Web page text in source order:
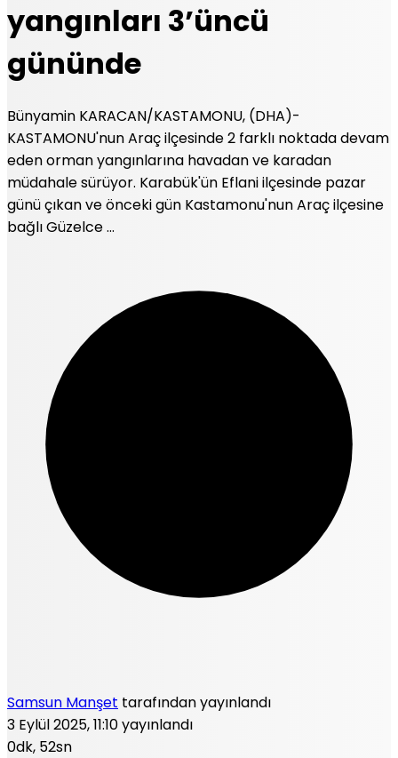
yangınları 3’üncü
gününde
Bünyamin KARACAN/KASTAMONU, (DHA)-
KASTAMONU'nun Araç ilçesinde 2 farklı noktada devam
eden orman yangınlarına havadan ve karadan
müdahale sürüyor. Karabük'ün Eflani ilçesinde pazar
günü çıkan ve önceki gün Kastamonu'nun Araç ilçesine
bağlı Güzelce ...
Samsun Manşet tarafından yayınlandı
3 Eylül 2025, 11:10yayınlandı
0dk, 52sn